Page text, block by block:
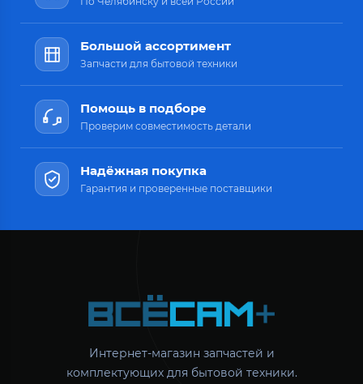
Большой ассортимент
Запчасти для бытовой техники
Помощь в подборе
Проверим совместимость детали
Надёжная покупка
Гарантия и проверенные поставщики
Интернет-магазин запчастей и
комплектующих для бытовой техники.